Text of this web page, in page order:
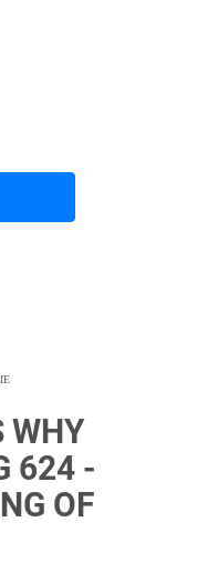
WHY
624 -
OF